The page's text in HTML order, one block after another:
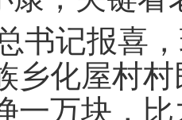
书记报喜
乡化屋村
一万块，